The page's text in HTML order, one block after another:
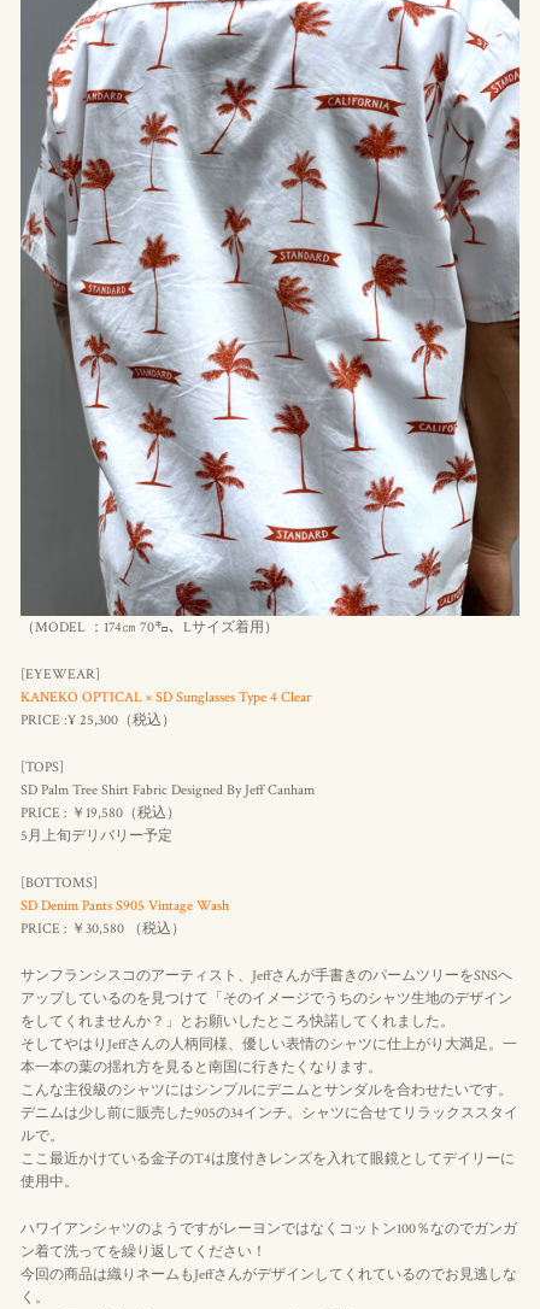
（MODEL ：174㎝ 70㌔、Lサイズ着用）
[EYEWEAR]
KANEKO OPTICAL × SD Sunglasses Type 4 Clear
PRICE :¥ 25,300（税込 ）
[TOPS]
SD Palm Tree Shirt Fabric Designed By Jeff Canham
PRICE : ￥19,580（税込 ）
5月上旬デリバリー予定
[BOTTOMS]
SD Denim Pants S905 Vintage Wash
PRICE : ￥30,580 （税込 ）
サンフランシスコのアーティスト、Jeffさんが手書きのパームツリーをSNSへ
アップしているのを見つけて「そのイメージでうちのシャツ生地のデザイン
をしてくれませんか？」とお願いしたところ快諾してくれました。
そしてやはりJeffさんの人柄同様、優しい表情のシャツに仕上がり大満足。一
本一本の葉の揺れ方を見ると南国に行きたくなります。
こんな主役級のシャツにはシンプルにデニムとサンダルを合わせたいです。
デニムは少し前に販売した905の34インチ。シャツに合せてリラックススタイ
ルで。
ここ最近かけている金子のT4は度付きレンズを入れて眼鏡としてデイリーに
使用中。
ハワイアンシャツのようですがレーヨンではなくコットン100％なのでガンガ
ン着て洗ってを繰り返してください！
今回の商品は織りネームもJeffさんがデザインしてくれているのでお見逃しな
く。